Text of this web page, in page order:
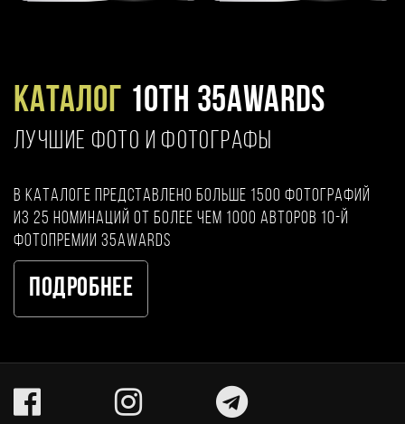
Каталог 10TH 35AWARDS
ЛУЧШИЕ ФОТО И ФОТОГРАФЫ
В каталоге представлено больше 1500 фотографий
из 25 номинаций от более чем 1000 авторов 10-й
фотопремии 35AWARDS
Подробнее